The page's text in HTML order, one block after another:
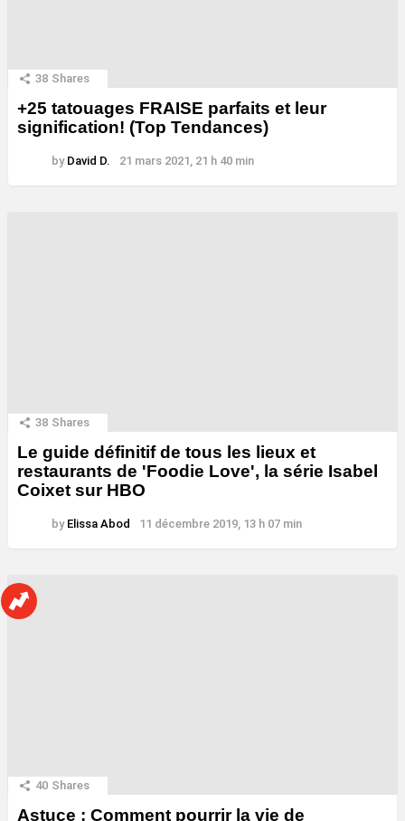
38 Shares
+25 tatouages ​​FRAISE parfaits et leur
signification! (Top Tendances)
by David D. 21 mars 2021, 21 h 40 min
38 Shares
Le guide définitif de tous les lieux et
restaurants de 'Foodie Love', la série Isabel
Coixet sur HBO
by Elissa Abod 11 décembre 2019, 13 h 07 min
40 Shares
Astuce : Comment pourrir la vie de